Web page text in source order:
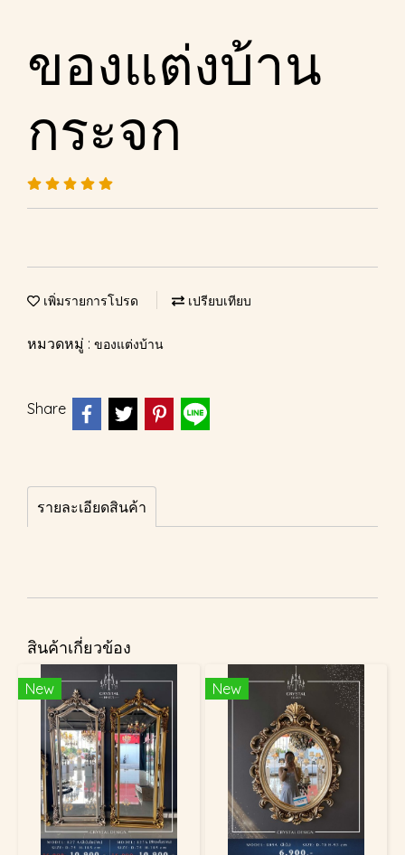
ของแต่งบ้าน
กระจก
เพิ่มรายการโปรด เปรียบเทียบ
หมวดหมู่ : ของแต่งบ้าน
Share
รายละเอียดสินค้า
สินค้าเกี่ยวข้อง
New New